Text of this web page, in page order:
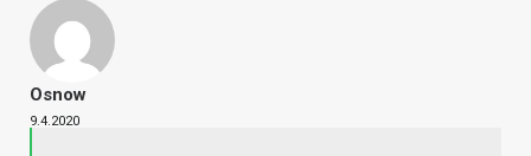
Osnow
9.4.2020